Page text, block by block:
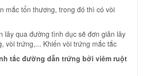
mắc tổn thương, trong đó thì có vòi
lây qua đường tình dục sẽ đơn giản lây
vòi trứng,... Khiến vòi trứng mắc tắc
tắc đường dẫn trứng bởi viêm ruột